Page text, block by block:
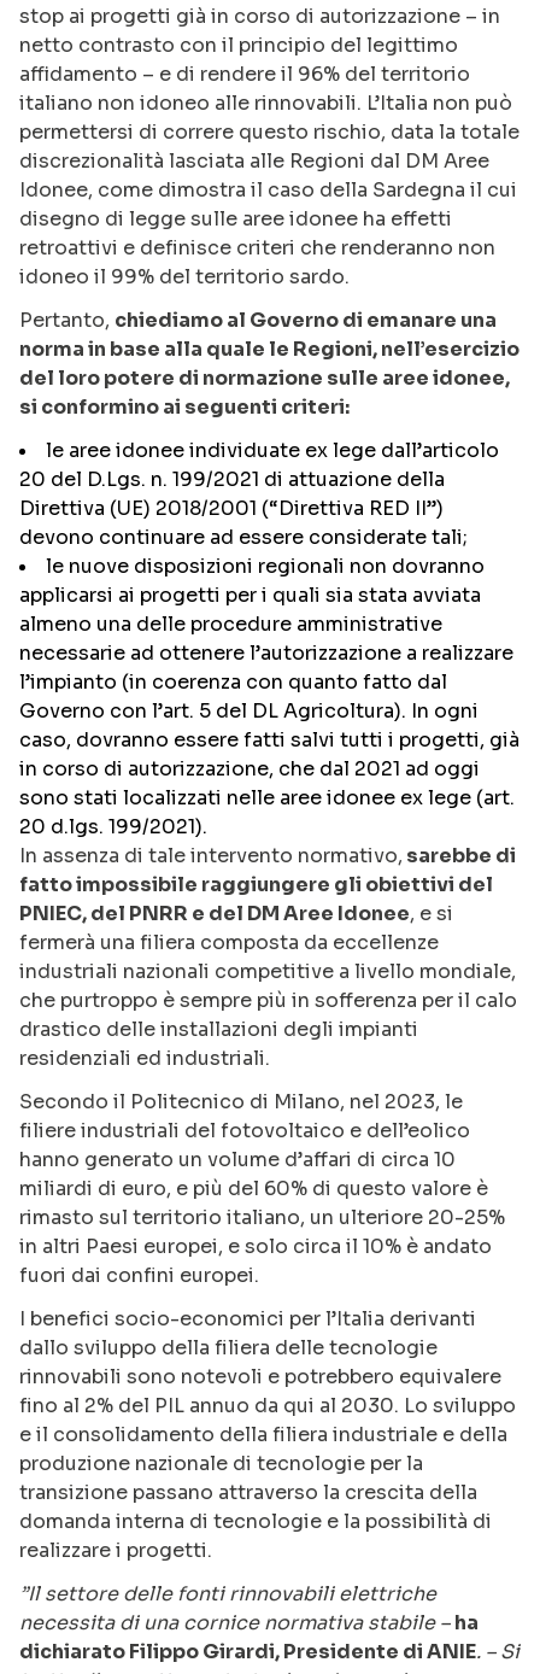
stop ai progetti già in corso di autorizzazione – in
netto contrasto con il principio del legittimo
affidamento – e di rendere il 96% del territorio
italiano non idoneo alle rinnovabili. L’Italia non può
permettersi di correre questo rischio, data la totale
discrezionalità lasciata alle Regioni dal DM Aree
Idonee, come dimostra il caso della Sardegna il cui
disegno di legge sulle aree idonee ha effetti
retroattivi e definisce criteri che renderanno non
idoneo il 99% del territorio sardo.
Pertanto, chiediamo al Governo di emanare una
norma in base alla quale le Regioni, nell’esercizio
del loro potere di normazione sulle aree idonee,
si conformino ai seguenti criteri:
le aree idonee individuate ex lege dall’articolo
20 del D.Lgs. n. 199/2021 di attuazione della
Direttiva (UE) 2018/2001 (“Direttiva RED II”)
devono continuare ad essere considerate tali;
le nuove disposizioni regionali non dovranno
applicarsi ai progetti per i quali sia stata avviata
almeno una delle procedure amministrative
necessarie ad ottenere l’autorizzazione a realizzare
l’impianto (in coerenza con quanto fatto dal
Governo con l’art. 5 del DL Agricoltura). In ogni
caso, dovranno essere fatti salvi tutti i progetti, già
in corso di autorizzazione, che dal 2021 ad oggi
sono stati localizzati nelle aree idonee ex lege (art.
20 d.lgs. 199/2021).
In assenza di tale intervento normativo, sarebbe di
fatto impossibile raggiungere gli obiettivi del
PNIEC, del PNRR e del DM Aree Idonee, e si
fermerà una filiera composta da eccellenze
industriali nazionali competitive a livello mondiale,
che purtroppo è sempre più in sofferenza per il calo
drastico delle installazioni degli impianti
residenziali ed industriali.
Secondo il Politecnico di Milano, nel 2023, le
filiere industriali del fotovoltaico e dell’eolico
hanno generato un volume d’affari di circa 10
miliardi di euro, e più del 60% di questo valore è
rimasto sul territorio italiano, un ulteriore 20-25%
in altri Paesi europei, e solo circa il 10% è andato
fuori dai confini europei.
I benefici socio-economici per l’Italia derivanti
dallo sviluppo della filiera delle tecnologie
rinnovabili sono notevoli e potrebbero equivalere
fino al 2% del PIL annuo da qui al 2030. Lo sviluppo
e il consolidamento della filiera industriale e della
produzione nazionale di tecnologie per la
transizione passano attraverso la crescita della
domanda interna di tecnologie e la possibilità di
realizzare i progetti.
”Il settore delle fonti rinnovabili elettriche
necessita di una cornice normativa stabile –ha
dichiarato Filippo Girardi, Presidente di ANIE. – Si